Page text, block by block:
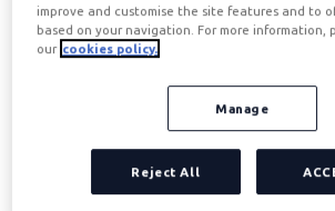
Como solemos hacer en este blog,
por el principio: por aclarar de la forma
qué es una cuenta
Una cuenta ahorro empresa es un
que busca impulsar la actividad
nuevos empresarios por medio de una
improve and customise the site features and to
based on your navigation. For more information,
our cookies policy.
Manage
Reject All